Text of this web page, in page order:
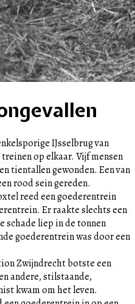
IJsselbrug van
op elkaar. Vijf mensen
tientallen gewonden. Een van
rood sein gereden.
reed een goederentrein
Er raakte slechts een
schade liep in de tonnen
goederentrein was door een
Zwijndrecht botste een
andere, stilstaande,
kwam om het leven.